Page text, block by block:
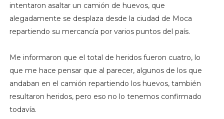
intentaron asaltar un camión de huevos, que
alegadamente se desplaza desde la ciudad de Moca
repartiendo su mercancía por varios puntos del país.
Me informaron que el total de heridos fueron cuatro, lo
que me hace pensar que al parecer, algunos de los que
andaban en el camión repartiendo los huevos, también
resultaron heridos, pero eso no lo tenemos confirmado
todavía.